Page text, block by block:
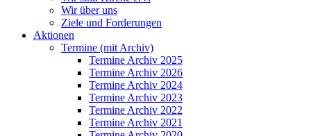
Wir über uns
Ziele und Forderungen
Aktionen
Termine (mit Archiv)
Termine Archiv 2025
Termine Archiv 2026
Termine Archiv 2024
Termine Archiv 2023
Termine Archiv 2022
Termine Archiv 2021